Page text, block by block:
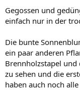
Gegossen und
einfach nur in der
Die bunte
ein paar anderen
Brennholzstapel und
zu sehen und die
haben auch noch